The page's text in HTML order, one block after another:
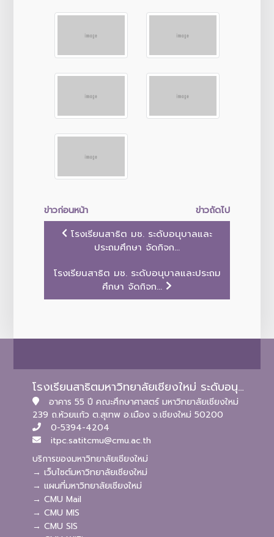
ข่าวก่อนหน้า
ข่าวถัดไป
โรงเรียนสาธิต มช. ระดับอนุบาลและ
ประถมศึกษา จัดกิจก...
โรงเรียนสาธิต มช. ระดับอนุบาลและประถม
ศึกษา จัดกิจก...
โรงเรียนสาธิตมหาวิทยาลัยเชียงใหม่ ระดับอนุบาลและประถมศึกษา
อาคาร 55 ปี คณะศึกษาศาสตร์ มหาวิทยาลัยเชียงใหม่
239 ถ.ห้วยแก้ว ต.สุเทพ อ.เมือง จ.เชียงใหม่ 50200
0-5394-4204
itpc.satitcmu@cmu.ac.th
บริการของมหาวิทยาลัยเชียงใหม่
→ เว็บไซต์มหาวิทยาลัยเชียงใหม่
→ แผนที่มหาวิทยาลัยเชียงใหม่
→ CMU Mail
→ CMU MIS
→ CMU SIS